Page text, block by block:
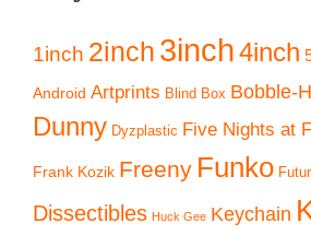
1inch 2inch 3inch4inch
Android Artprints Blind Box Bobble-
Dunny Dyzplastic Five Nights at
Frank Kozik Freeny Funko
Dissectibles Huck Gee Keychain